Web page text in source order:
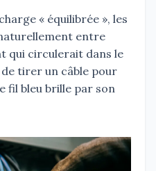
« équilibrée », les
entre
qui circulerait dans le
tirer un câble pour
fil bleu brille par son